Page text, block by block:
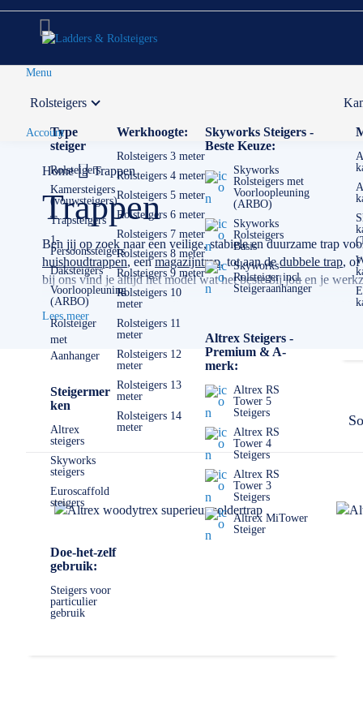
Menu
Rolsteigers
Type
steiger
Rolsteigers
Kamersteigers
(vouwsteigers)
Trapsteigers
1-
Persoonssteigers
Daksteigers
Voorloopleuning
(ARBO)
Rolsteiger
met
Aanhanger
Steigermer
ken
Altrex
steigers
Skyworks
steigers
Euroscaffold
steigers
Doe-het-zelf
gebruik:
Steigers voor
particulier
gebruik
Werkhoogte:
Rolsteigers 3 meter
Rolsteigers 4 meter
Rolsteigers 5 meter
Rolsteigers 6 meter
Rolsteigers 7 meter
Rolsteigers 8 meter
Rolsteigers 9 meter
Rolsteigers 10
meter
Rolsteigers 11
meter
Rolsteigers 12
meter
Rolsteigers 13
meter
Rolsteigers 14
meter
Skyworks Steigers -
Beste Keuze:
Skyworks
Rolsteigers met
Voorloopleuning
(ARBO)
Skyworks
Rolsteigers
Basis
Skyworks
Rolsteiger incl.
Steigeraanhanger
Altrex Steigers -
Premium & A-
merk:
Altrex RS
Tower 5
Steigers
Altrex RS
Tower 4
Steigers
Altrex RS
Tower 3
Steigers
Altrex MiTower
Steiger
Account
Home Trappen
Trappen
Ben jij op zoek naar een veilige, stabiele en duurzame trap
huishoudtrappen, eenmagazijntrap, tot aan dedubbele trap, of
bij ons vind je altijd het model wat het beste bij jou en je
Wij leveren trappen van alleen topmerken zoals bijvoorbeeld :
verschillende uitvoeringen zit vooral in stabiliteit, veiligheid,
incidenteel thuisgebruik tot dagelijks professioneel werk.
Ga voor jezelf na welke eisen jij aan een trap stelt. Waar
model is verkrijgbaar in verschillende aantal treden, van 2
✅ Volgende werkdag op locatie
✅ Meedenkende klantenservice
✅0511- 40 25 64
Lees meer